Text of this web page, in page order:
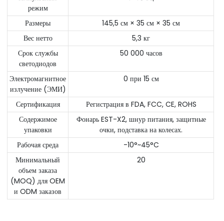
режим
Размеры
145,5 см × 35 см × 35 см
Вес нетто
5,3 кг
Срок службы
светодиодов
50 000 часов
Электромагнитное
излучение (ЭМИ)
0 при 15 см
Сертификация
Регистрация в FDA, FCC, CE, ROHS
Содержимое
упаковки
Фонарь EST-X2, шнур питания, защитные
очки, подставка на колесах.
Рабочая среда
-10°~45°C
Минимальный
объем заказа
(MOQ) для OEM
и ODM заказов
20